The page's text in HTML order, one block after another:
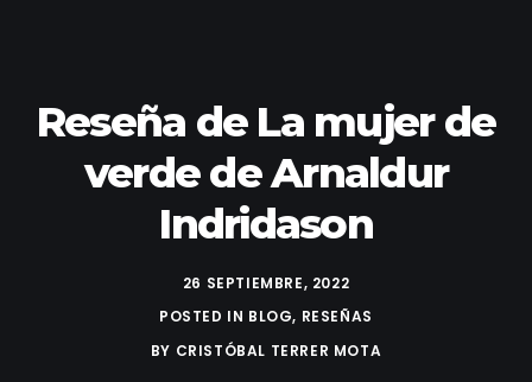
Reseña de La mujer de
verde de Arnaldur
Indridason
26 SEPTIEMBRE, 2022
POSTED IN BLOG, RESEÑAS
BY CRISTÓBAL TERRER MOTA